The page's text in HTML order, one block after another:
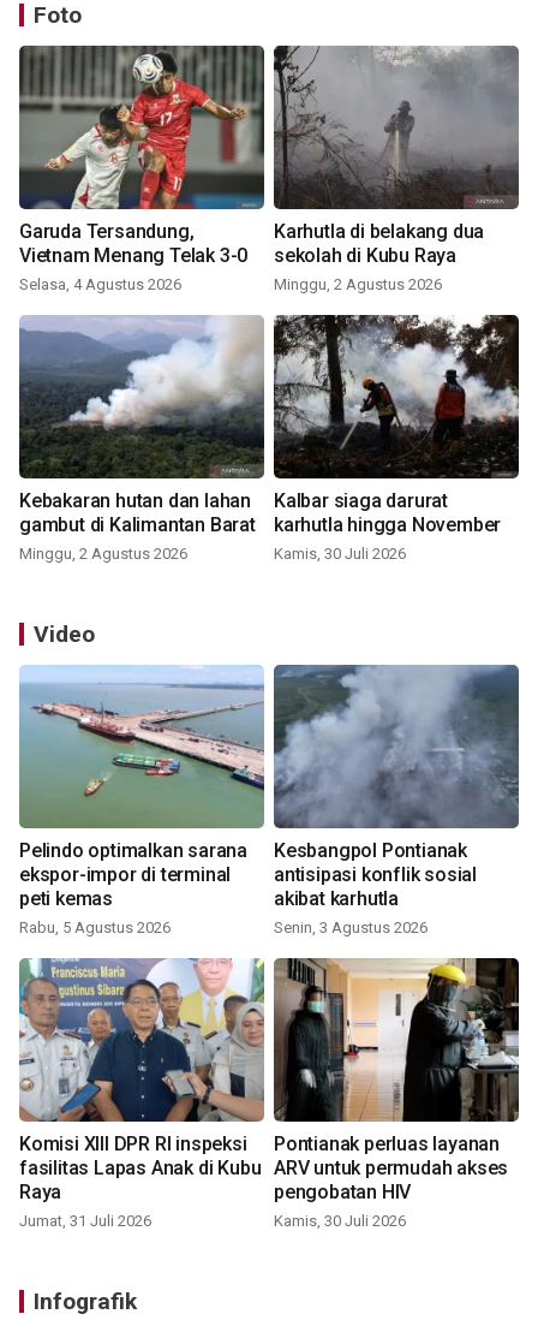
Foto
Garuda Tersandung,
Vietnam Menang Telak 3-0
Selasa, 4 Agustus 2026
Karhutla di belakang dua
sekolah di Kubu Raya
Minggu, 2 Agustus 2026
Kebakaran hutan dan lahan
gambut di Kalimantan Barat
Minggu, 2 Agustus 2026
Kalbar siaga darurat
karhutla hingga November
Kamis, 30 Juli 2026
Video
Pelindo optimalkan sarana
ekspor-impor di terminal
peti kemas
Rabu, 5 Agustus 2026
Kesbangpol Pontianak
antisipasi konflik sosial
akibat karhutla
Senin, 3 Agustus 2026
Komisi XIII DPR RI inspeksi
fasilitas Lapas Anak di Kubu
Raya
Jumat, 31 Juli 2026
Pontianak perluas layanan
ARV untuk permudah akses
pengobatan HIV
Kamis, 30 Juli 2026
Infografik